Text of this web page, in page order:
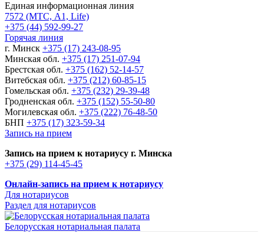
Единая информационная линия
7572 (МТС, A1, Life)
+375 (44) 592-99-27
Горячая линия
г. Минск +375 (17) 243-08-95
Минская обл. +375 (17) 251-07-94
Брестская обл. +375 (162) 52-14-57
Витебская обл. +375 (212) 60-85-15
Гомельская обл. +375 (232) 29-39-48
Гродненская обл. +375 (152) 55-50-80
Могилевская обл. +375 (222) 76-48-50
БНП +375 (17) 323-59-34
Запись на прием
Запись на прием к нотариусу г. Минска
+375 (29) 114-45-45
Онлайн-запись на прием к нотариусу
Для нотариусов
Раздел для нотариусов
Белорусская нотариальная палата